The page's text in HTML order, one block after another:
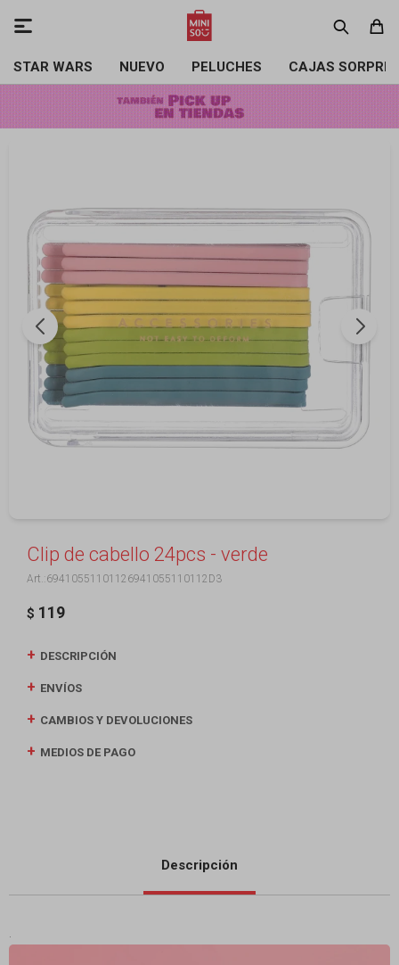
STAR WARS NUEVO PELUCHES CAJAS

Clip de cabello 24pcs - verde
69410551101126941055110112D3
$ 119
DESCRIPCIÓN
ENVÍOS
CAMBIOS Y DEVOLUCIONES
MEDIOS DE PAGO
Descripción
.